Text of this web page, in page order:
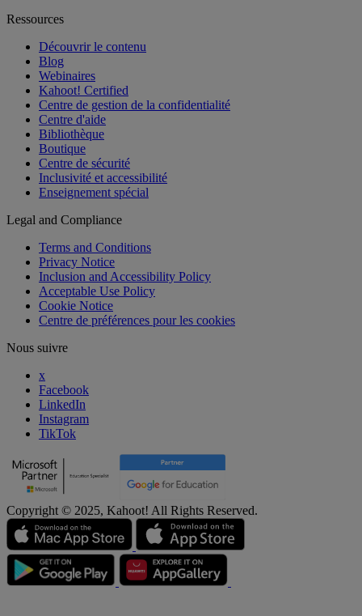
Ressources
Découvrir le contenu
Blog
Webinaires
Kahoot! Certified
Centre de gestion de la confidentialité
Centre d'aide
Bibliothèque
Boutique
Centre de sécurité
Inclusivité et accessibilité
Enseignement spécial
Legal and Compliance
Terms and Conditions
Privacy Notice
Inclusion and Accessibility Policy
Acceptable Use Policy
Cookie Notice
Centre de préférences pour les cookies
Nous suivre
x
Facebook
LinkedIn
Instagram
TikTok
Copyright © 2025, Kahoot! All Rights Reserved.